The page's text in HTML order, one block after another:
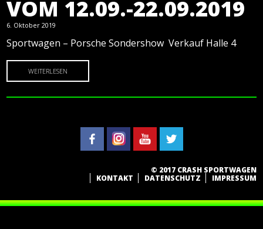
VOM 12.09.-22.09.2019
6. Oktober 2019
Sportwagen – Porsche Sondershow Verkauf Halle 4
WEITERLESEN
© 2017 CRASH SPORTWAGEN
KONTAKT
DATENSCHUTZ IMPRESSUM